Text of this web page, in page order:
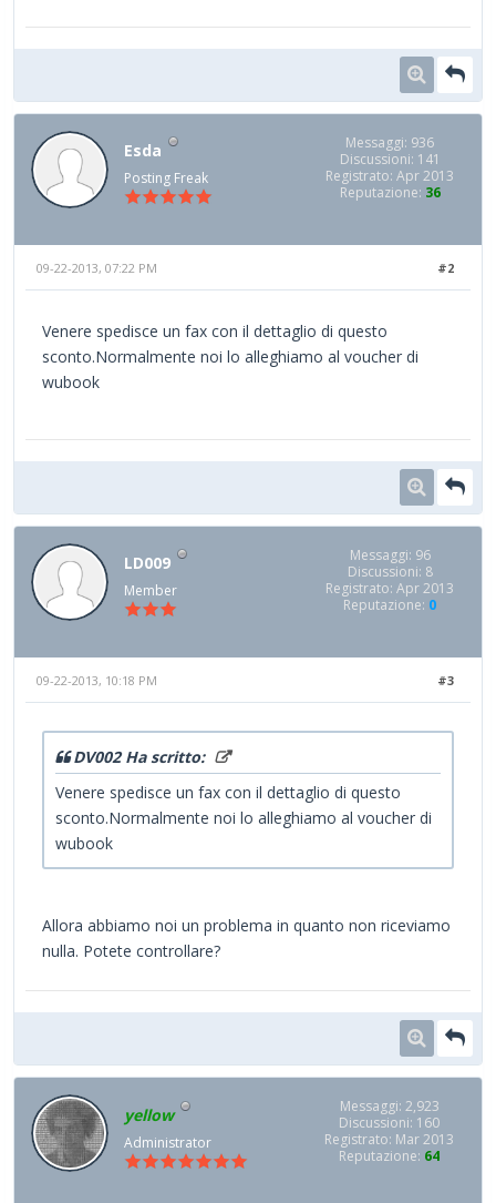
Esda
Posting Freak
Messaggi: 936
Discussioni: 141
Registrato: Apr 2013
Reputazione: 36
#2
09-22-2013, 07:22 PM
Venere spedisce un fax con il dettaglio di questo
sconto.Normalmente noi lo alleghiamo al voucher di
wubook
LD009
Member
Messaggi: 96
Discussioni: 8
Registrato: Apr 2013
Reputazione: 0
#3
09-22-2013, 10:18 PM
DV002 Ha scritto:
Venere spedisce un fax con il dettaglio di questo
sconto.Normalmente noi lo alleghiamo al voucher di
wubook
Allora abbiamo noi un problema in quanto non riceviamo
nulla. Potete controllare?
yellow
Administrator
Messaggi: 2,923
Discussioni: 160
Registrato: Mar 2013
Reputazione: 64